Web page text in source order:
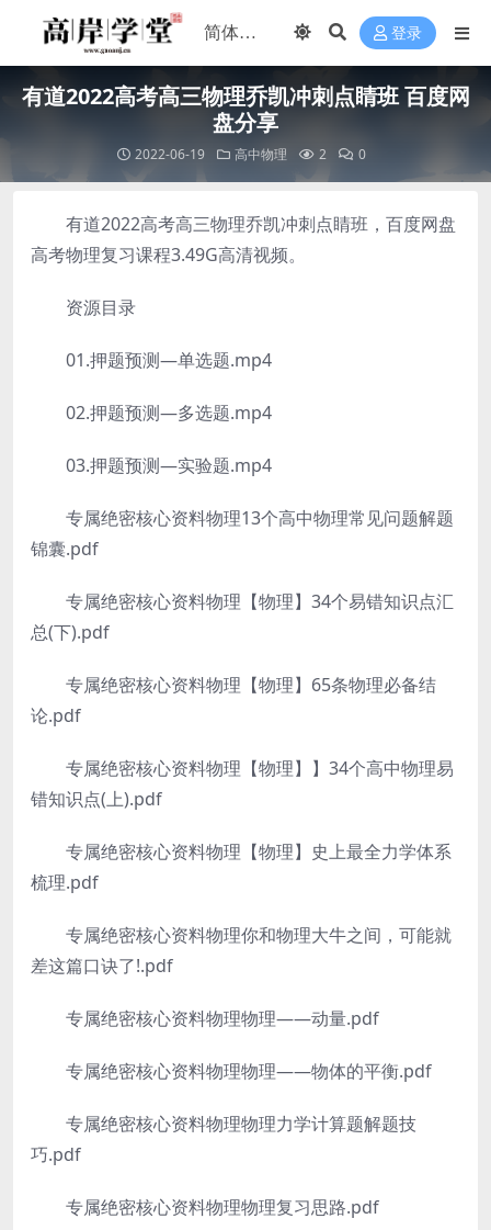
登录
有道2022高考高三物理乔凯冲刺点睛班 百度网
盘分享
2022-06-19 高中物理 2 0
有道2022高考高三物理乔凯冲刺点睛班，百度网盘
高考物理复习课程3.49G高清视频。
资源目录
01.押题预测—单选题.mp4
02.押题预测—多选题.mp4
03.押题预测—实验题.mp4
专属绝密核心资料物理13个高中物理常见问题解题
锦囊.pdf
专属绝密核心资料物理【物理】34个易错知识点汇
总(下).pdf
专属绝密核心资料物理【物理】65条物理必备结
论.pdf
专属绝密核心资料物理【物理】】34个高中物理易
错知识点(上).pdf
专属绝密核心资料物理【物理】史上最全力学体系
梳理.pdf
专属绝密核心资料物理你和物理大牛之间，可能就
差这篇口诀了!.pdf
专属绝密核心资料物理物理——动量.pdf
专属绝密核心资料物理物理——物体的平衡.pdf
专属绝密核心资料物理物理力学计算题解题技
巧.pdf
专属绝密核心资料物理物理复习思路.pdf